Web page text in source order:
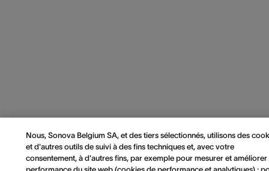
Nous, Sonova Belgium SA, et des tiers sélectionnés, utilisons des
et d'autres outils de suivi à des fins techniques et, avec votre
consentement, à d'autres fins, par exemple pour mesurer et améliorer